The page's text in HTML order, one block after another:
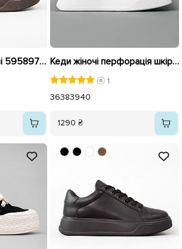
Кеди жіночі замшеві 595897 Коричневі Кеди жіночі перфорація шкіра 592098 Білі
1
36383940
1290 ₴